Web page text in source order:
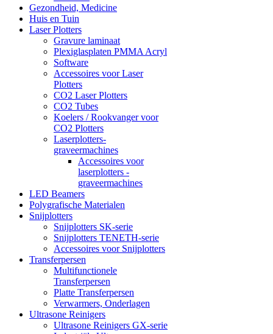
Gezondheid, Medicine
Huis en Tuin
Laser Plotters
Gravure laminaat
Plexiglasplaten PMMA Acryl
Software
Accessoires voor Laser
Plotters
CO2 Laser Plotters
CO2 Tubes
Koelers / Rookvanger voor
CO2 Plotters
Laserplotters-
graveermachines
Accessoires voor
laserplotters -
graveermachines
LED Beamers
Polygrafische Materialen
Snijplotters
Snijplotters SK-serie
Snijplotters TENETH-serie
Accessoires voor Snijplotters
Transferpersen
Multifunctionele
Transferpersen
Platte Transferpersen
Verwarmers, Onderlagen
Ultrasone Reinigers
Ultrasone Reinigers GX-serie